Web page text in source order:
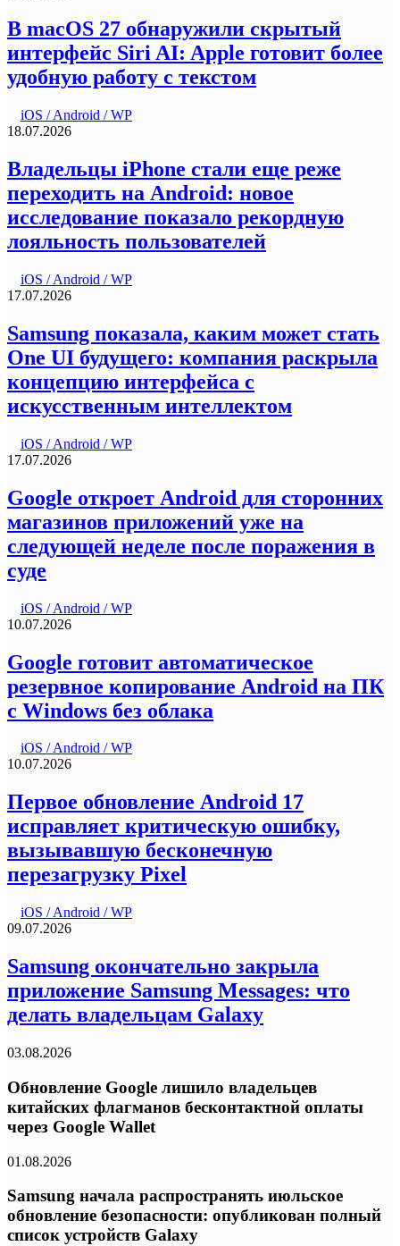
В macOS 27 обнаружили скрытый
интерфейс Siri AI: Apple готовит более
удобную работу с текстом
iOS / Android / WP
18.07.2026
Владельцы iPhone стали еще реже
переходить на Android: новое
исследование показало рекордную
лояльность пользователей
iOS / Android / WP
17.07.2026
Samsung показала, каким может стать
One UI будущего: компания раскрыла
концепцию интерфейса с
искусственным интеллектом
iOS / Android / WP
17.07.2026
Google откроет Android для сторонних
магазинов приложений уже на
следующей неделе после поражения в
суде
iOS / Android / WP
10.07.2026
Google готовит автоматическое
резервное копирование Android на ПК
с Windows без облака
iOS / Android / WP
10.07.2026
Первое обновление Android 17
исправляет критическую ошибку,
вызывавшую бесконечную
перезагрузку Pixel
iOS / Android / WP
09.07.2026
Samsung окончательно закрыла
приложение Samsung Messages: что
делать владельцам Galaxy
03.08.2026
Обновление Google лишило владельцев
китайских флагманов бесконтактной оплаты
через Google Wallet
01.08.2026
Samsung начала распространять июльское
обновление безопасности: опубликован полный
список устройств Galaxy